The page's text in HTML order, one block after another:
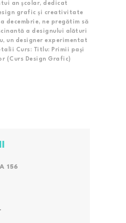
an școlar, dedicat
grafic și creativitate
decembrie, ne pregătim să
a designului alături
un designer experimentat
Curs: Titlu: Primii pași
(Curs Design Grafic)
156